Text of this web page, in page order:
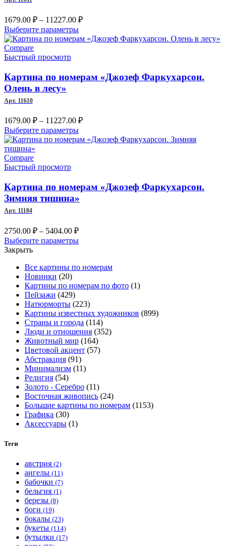
1679.00 ₽ – 11227.00 ₽Диапазон
1679.00 ₽
Выберите параметрыЭтот
товар
Опции
можно
товара.
Compare
Быстрый просмотр
Картина по номерам «Джозеф Фаркухарсон.
Олень в лесу»
Арт. 11610
1679.00 ₽ – 11227.00 ₽Диапазон
1679.00 ₽
Выберите параметрыЭтот
товар
можно
выбрать
на
Compare
Быстрый просмотр
Картина по номерам «Джозеф Фаркухарсон.
Зимняя тишина»
Арт. 11184
2750.00 ₽ – 5404.00 ₽Диапазон
цен:
5404.00 ₽
Выберите параметрыЭтот
несколько
Опции
выбрать
на
странице
товара.
Закрыть
Все картины по номерам
Новинки (20)
Картины по номерам по фото (1)
Пейзажи (429)
Натюрморты (223)
Картины известных художников (899)
Страны и города (114)
Люди и отношения (352)
Животный мир (164)
Цветовой акцент (57)
Абстракция (91)
Минимализм (11)
Религия (54)
Золото - Серебро (11)
Восточная живопись (24)
Большие картины по номерам (1153)
Графика (30)
Аксессуары (1)
Теги
австрия (2)
ангелы (11)
бабочки (7)
бельгия (1)
березы (8)
боги (19)
бокалы (23)
букеты (114)
бутылки (17)